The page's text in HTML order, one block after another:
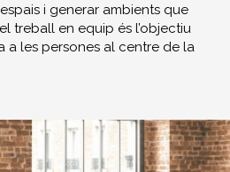
i generar ambients que
treball en equip és l’objectiu
a les persones al centre de la